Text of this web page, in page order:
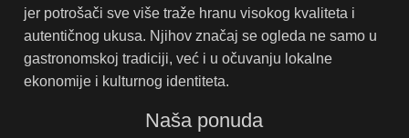
jer potrošači sve više traže hranu visokog kvaliteta i
autentičnog ukusa. Njihov značaj se ogleda ne samo u
gastronomskoj tradiciji, već i u očuvanju lokalne
ekonomije i kulturnog identiteta.
Naša ponuda